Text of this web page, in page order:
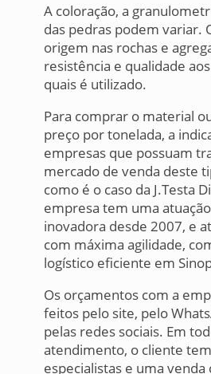
A coloração, a
das pedras podem variar.
origem nas rochas e
resistência e qualidade
quais é utilizado.
Para comprar o material
preço por tonelada, a
empresas que possuam
mercado de venda deste
como é o caso da J.Testa
empresa tem uma
inovadora desde 2007, e
com máxima agilidade,
logístico eficiente em
Os orçamentos com a
feitos pelo site, pelo
pelas redes sociais. Em
atendimento, o cliente
especialistas e uma venda